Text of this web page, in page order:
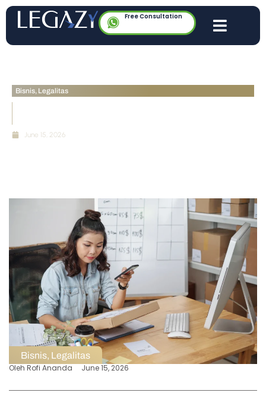
Free Consultation
Bisnis, Legalitas
June 15, 2026
Bisnis, Legalitas
Oleh Rofi Ananda June 15, 2026